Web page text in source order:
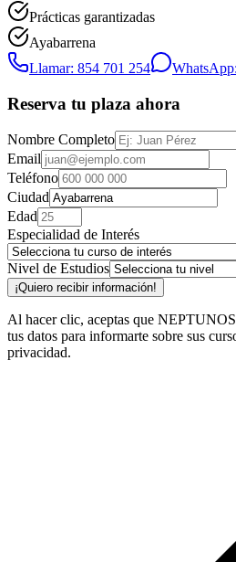
Prácticas garantizadas
Ayabarrena
Llamar: 854 701 254
Reserva tu plaza ahora
Nombre Completo
Email
Teléfono
Ciudad
Edad
Especialidad de Interés
Nivel de Estudios
¡Quiero recibir información!
Al hacer clic, aceptas que
tus datos para informarte sobre sus
privacidad.